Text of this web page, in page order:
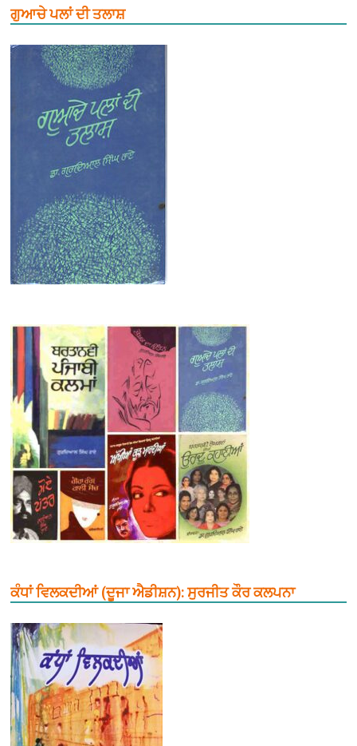
ਗੁਆਚੇ ਪਲਾਂ ਦੀ ਤਲਾਸ਼
ਕੰਧਾਂ ਵਿਲਕਦੀਆਂ (ਦੂਜਾ ਐਡੀਸ਼ਨ): ਸੁਰਜੀਤ ਕੌਰ ਕਲਪਨਾ